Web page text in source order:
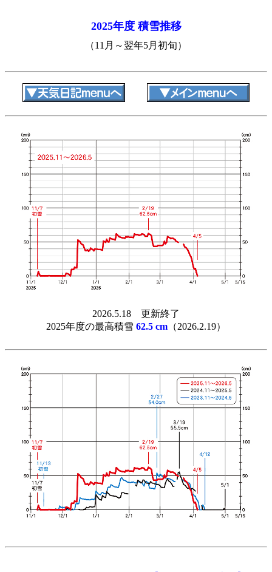
2025年度 積雪推移
（11月～翌年5月初旬）
2026.5.18 更新終了
2025年度の最高積雪 62.5 cm （2026.2.19）